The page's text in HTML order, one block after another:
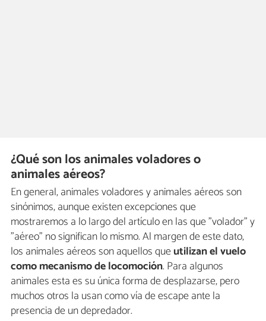
¿Qué son los animales voladores o
animales aéreos?
En general, animales voladores y animales aéreos son
sinónimos, aunque existen excepciones que
mostraremos a lo largo del artículo en las que "volador" y
"aéreo" no significan lo mismo. Al margen de este dato,
los animales aéreos son aquellos queutilizan el vuelo
como mecanismo de locomoción. Para algunos
animales esta es su única forma de desplazarse, pero
muchos otros la usan como vía de escape ante la
presencia de un depredador.